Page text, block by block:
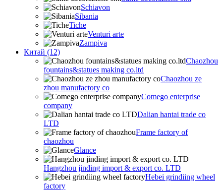
Schiavon
Sibania
Tiche
Venturi arte
Zampiva
Китай (12)
Chaozhou
fountains&statues making co.ltd
Chaozhou ze
zhou manufactory co
Comego enterprise
company
Dalian hantai trade co
LTD
Frame factory of
chaozhou
Glance
Hangzhou jinding import & export co. LTD
Hebei grindiing wheel
factory